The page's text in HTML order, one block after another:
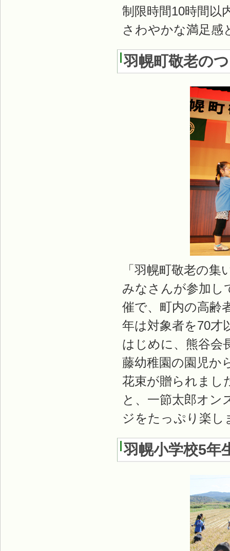
制限時間10時間以
さわやかな満足感
羽幌町敬老の
「羽幌町敬老の
みなさんが参加し
催で、町内の高齢
年は対象者を70才
はじめに、熊谷会
藤幼稚園の園児か
花束が贈られまし
と、一節太郎オン
ジをたっぷり楽し
羽幌小学校5年